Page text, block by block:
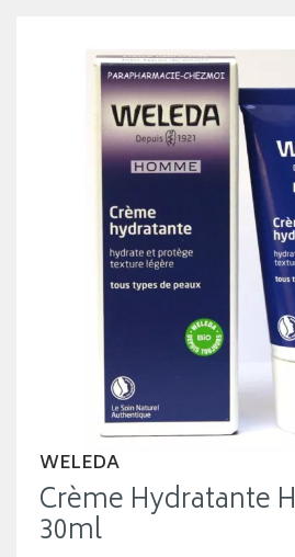
WELEDA
Crème Hydratante
30ml